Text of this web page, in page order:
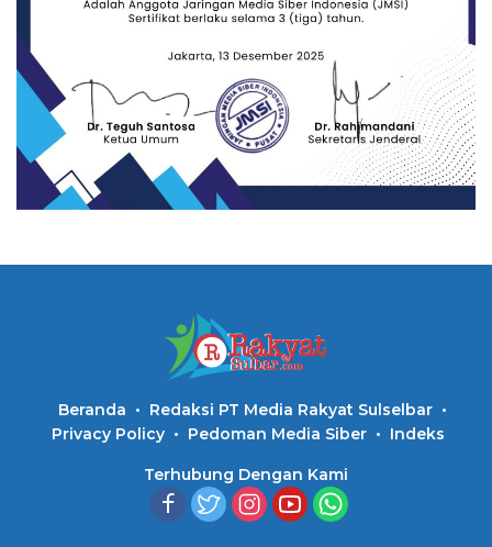
Beranda
Redaksi PT Media Rakyat Sulselbar
Privacy Policy
Pedoman Media Siber Indeks
Terhubung Dengan Kami